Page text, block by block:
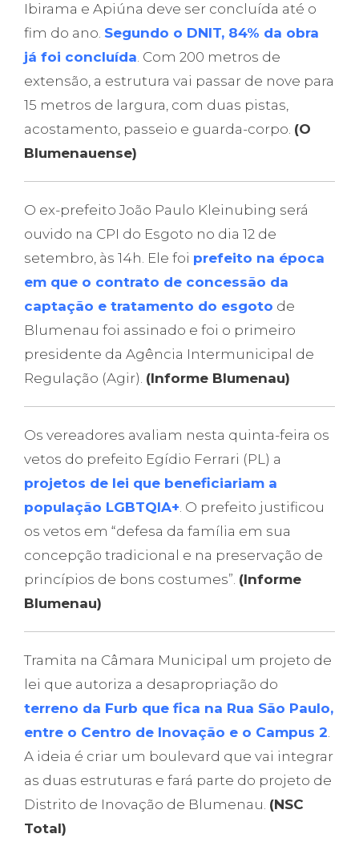
Ibirama e Apiúna deve ser concluída até o
fim do ano. Segundo o DNIT, 84% da obra
já foi concluída. Com 200 metros de
extensão, a estrutura vai passar de nove para
15 metros de largura, com duas pistas,
acostamento, passeio e guarda-corpo. (O
Blumenauense)
O ex-prefeito João Paulo Kleinubing será
ouvido na CPI do Esgoto no dia 12 de
setembro, às 14h. Ele foi prefeito na época
em que o contrato de concessão da
captação e tratamento do esgoto de
Blumenau foi assinado e foi o primeiro
presidente da Agência Intermunicipal de
Regulação (Agir). (Informe Blumenau)
Os vereadores avaliam nesta quinta-feira os
vetos do prefeito Egídio Ferrari (PL) a
projetos de lei que beneficiariam a
população LGBTQIA+. O prefeito justificou
os vetos em “defesa da família em sua
concepção tradicional e na preservação de
princípios de bons costumes”. (Informe
Blumenau)
Tramita na Câmara Municipal um projeto de
lei que autoriza a desapropriação do
terreno da Furb que fica na Rua São Paulo,
entre o Centro de Inovação e o Campus 2.
A ideia é criar um boulevard que vai integrar
as duas estruturas e fará parte do projeto de
Distrito de Inovação de Blumenau. (NSC
Total)